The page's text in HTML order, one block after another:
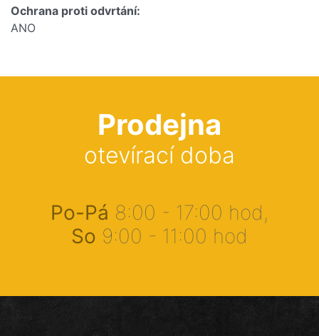
Ochrana proti odvrtání:
ANO
Prodejna
otevírací doba
Po-Pá 8:00 - 17:00 hod,
So 9:00 - 11:00 hod